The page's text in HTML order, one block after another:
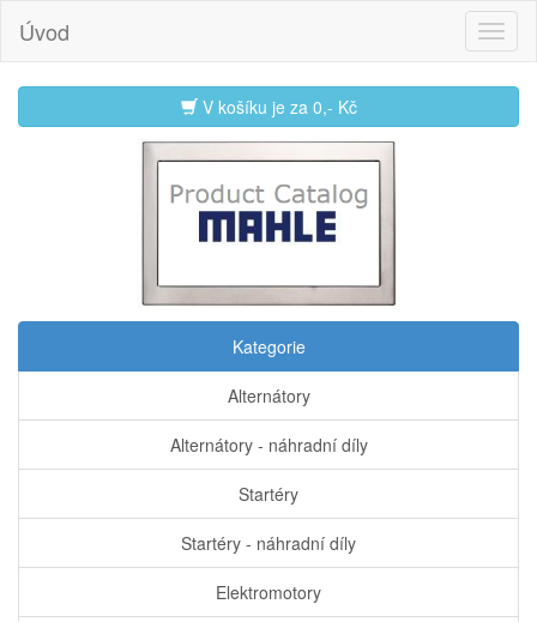
Úvod
V košíku je za 0,- Kč
Kategorie
Alternátory
Alternátory - náhradní díly
Startéry
Startéry - náhradní díly
Elektromotory